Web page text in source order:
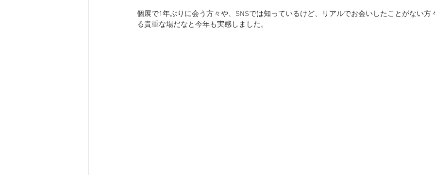
個展で1年ぶりに会う方々や、SNSでは知っているけど、リアルでお会いしたことがない方
る貴重な場だなと今年も実感しました。